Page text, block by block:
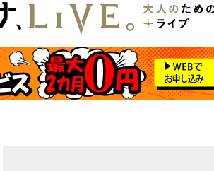
22:00
大人のための名曲セレクション ～バン
ド編～【歌詞入り】
22:30
今推したい! エムオン!おすすめミュー
ジックビデオ特集＜#28＞
23:00